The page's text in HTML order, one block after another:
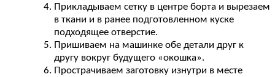
Прикладываем сетку в центре борта и вырезаем
в ткани и в ранее подготовленном куске
подходящее отверстие.
Пришиваем на машинке обе детали друг к
другу вокруг будущего «окошка».
Прострачиваем заготовку изнутри в месте